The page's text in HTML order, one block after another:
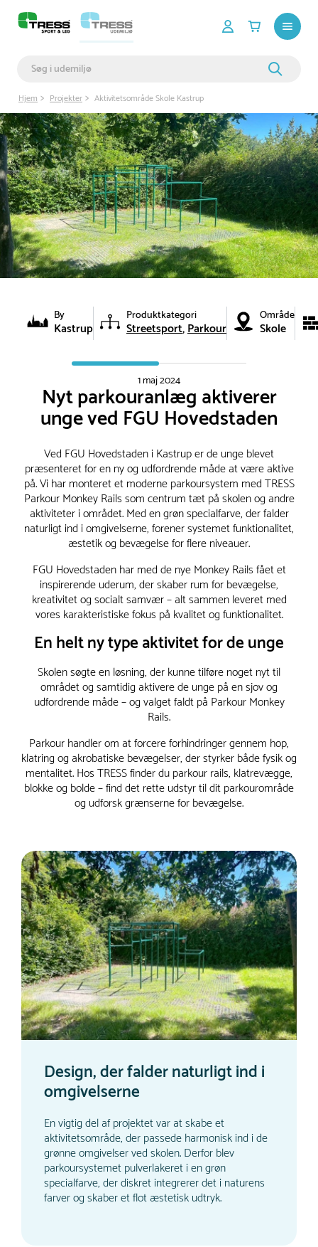
Hjem Projekter Aktivitetsområde Skole Kastrup
By
Kastrup
Produktkategori
Streetsport Parkour
Område
Skole
1 maj 2024
Nyt parkouranlæg aktiverer
unge ved FGU Hovedstaden
Ved FGU Hovedstaden i Kastrup er de unge blevet
præsenteret for en ny og udfordrende måde at være aktive
på. Vi har monteret et moderne parkoursystem med TRESS
Parkour Monkey Rails som centrum tæt på skolen og andre
aktiviteter i området. Med en grøn specialfarve, der falder
naturligt ind i omgivelserne, forener systemet funktionalitet,
æstetik og bevægelse for flere niveauer.
FGU Hovedstaden har med de nye Monkey Rails fået et
inspirerende uderum, der skaber rum for bevægelse,
kreativitet og socialt samvær – alt sammen leveret med
vores karakteristiske fokus på kvalitet og funktionalitet.
En helt ny type aktivitet for de unge
Skolen søgte en løsning, der kunne tilføre noget nyt til
området og samtidig aktivere de unge på en sjov og
udfordrende måde – og valget faldt på Parkour Monkey
Rails.
Parkour handler om at forcere forhindringer gennem hop,
klatring og akrobatiske bevægelser, der styrker både fysik og
mentalitet. Hos TRESS finder du parkour rails, klatrevægge,
blokke og bolde – find det rette udstyr til dit parkourområde
og udforsk grænserne for bevægelse.
Design, der falder naturligt ind i
omgivelserne
En vigtig del af projektet var at skabe et
aktivitetsområde, der passede harmonisk ind i de
grønne omgivelser ved skolen. Derfor blev
parkoursystemet pulverlakeret i en grøn
specialfarve, der diskret integrerer det i naturens
farver og skaber et flot æstetisk udtryk.